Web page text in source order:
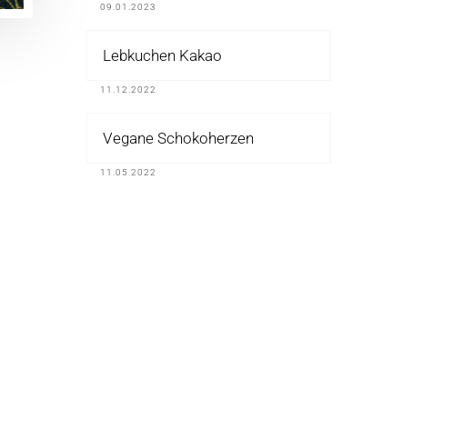
09.01.2023
Lebkuchen Kakao
11.12.2022
Vegane Schokoherzen
11.05.2022